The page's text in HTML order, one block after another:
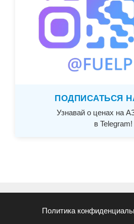
ПОДПИСАТЬСЯ
Узнавай о ценах на
в Telegram!
Политика